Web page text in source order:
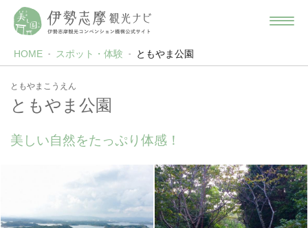
HOME スポット・体験 ともやま公園
ともやまこうえん
ともやま公園
美しい自然をたっぷり体感！